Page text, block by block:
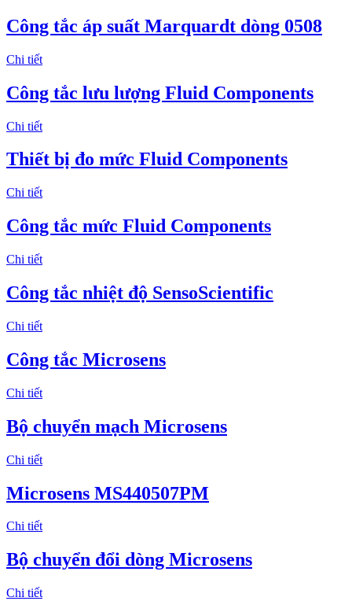
Công tắc áp suất Marquardt dòng 0508
Chi tiết
Công tắc lưu lượng Fluid Components
Chi tiết
Thiết bị đo mức Fluid Components
Chi tiết
Công tắc mức Fluid Components
Chi tiết
Công tắc nhiệt độ SensoScientific
Chi tiết
Công tắc Microsens
Chi tiết
Bộ chuyển mạch Microsens
Chi tiết
Microsens MS440507PM
Chi tiết
Bộ chuyển đổi dòng Microsens
Chi tiết